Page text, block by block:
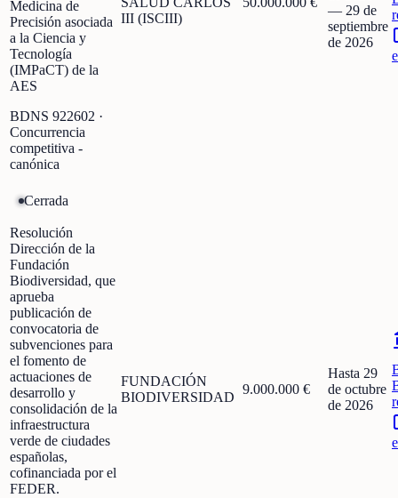
Medicina de
Precisión asociada
a la Ciencia y
Tecnología
(IMPaCT) de la
AES
BDNS 922602 ·
Concurrencia
competitiva -
canónica
III (ISCIII)
— 29 de
septiembre
de 2026
Cerrada
Resolución
Dirección de la
Fundación
Biodiversidad, que
aprueba
publicación de
convocatoria de
subvenciones para
el fomento de
actuaciones de
desarrollo y
consolidación de la
infraestructura
verde de ciudades
españolas,
cofinanciada por el
FEDER.
FUNDACIÓN
BIODIVERSIDAD
9.000.000 €
Hasta 29
de octubre
de 2026